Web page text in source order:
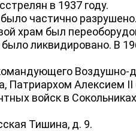
в 1937 году.
частично
храм был
ликвидировано. В
Воздушно-
Патриархом Алексием
войск в
Тишина, д. 9.